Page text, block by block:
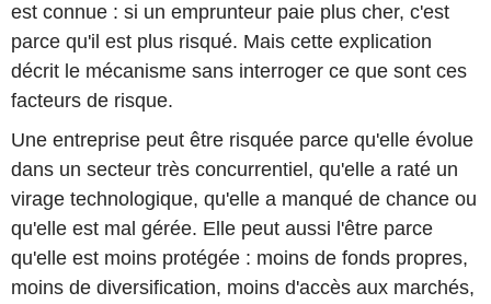
est connue : si un emprunteur paie plus cher, c'est
parce qu'il est plus risqué. Mais cette explication
décrit le mécanisme sans interroger ce que sont ces
facteurs de risque.
Une entreprise peut être risquée parce qu'elle évolue
dans un secteur très concurrentiel, qu'elle a raté un
virage technologique, qu'elle a manqué de chance ou
qu'elle est mal gérée. Elle peut aussi l'être parce
qu'elle est moins protégée : moins de fonds propres,
moins de diversification, moins d'accès aux marchés,